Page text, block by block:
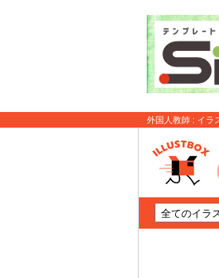
外国人教師 : イラ